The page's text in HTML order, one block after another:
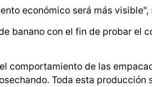
económico será más visible",
banano con el fin de probar el
comportamiento de las
Toda esta producción